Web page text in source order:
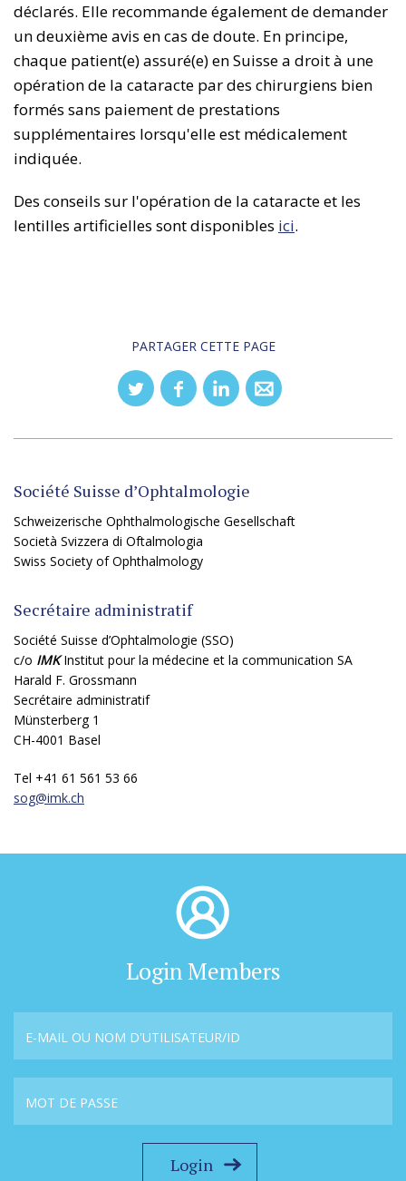
déclarés. Elle recommande également de demander
un deuxième avis en cas de doute. En principe,
chaque patient(e) assuré(e) en Suisse a droit à une
opération de la cataracte par des chirurgiens bien
formés sans paiement de prestations
supplémentaires lorsqu'elle est médicalement
indiquée.
Des conseils sur l'opération de la cataracte et les
lentilles artificielles sont disponibles ici.
PARTAGER CETTE PAGE
Société Suisse d’Ophtalmologie
Schweizerische Ophthalmologische Gesellschaft
Società Svizzera di Oftalmologia
Swiss Society of Ophthalmology
Secrétaire administratif
Société Suisse d’Ophtalmologie (SSO)
c/o IMKInstitut pour la médecine et la communication SA
Harald F. Grossmann
Secrétaire administratif
Münsterberg 1
CH-4001 Basel
Tel +41 61 561 53 66
sog@imk.ch
Login Members